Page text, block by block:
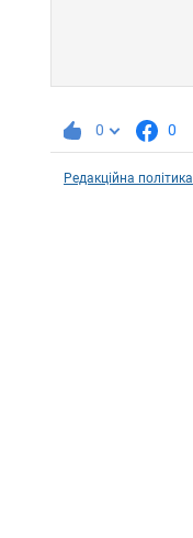
0 0
Редакційна політика